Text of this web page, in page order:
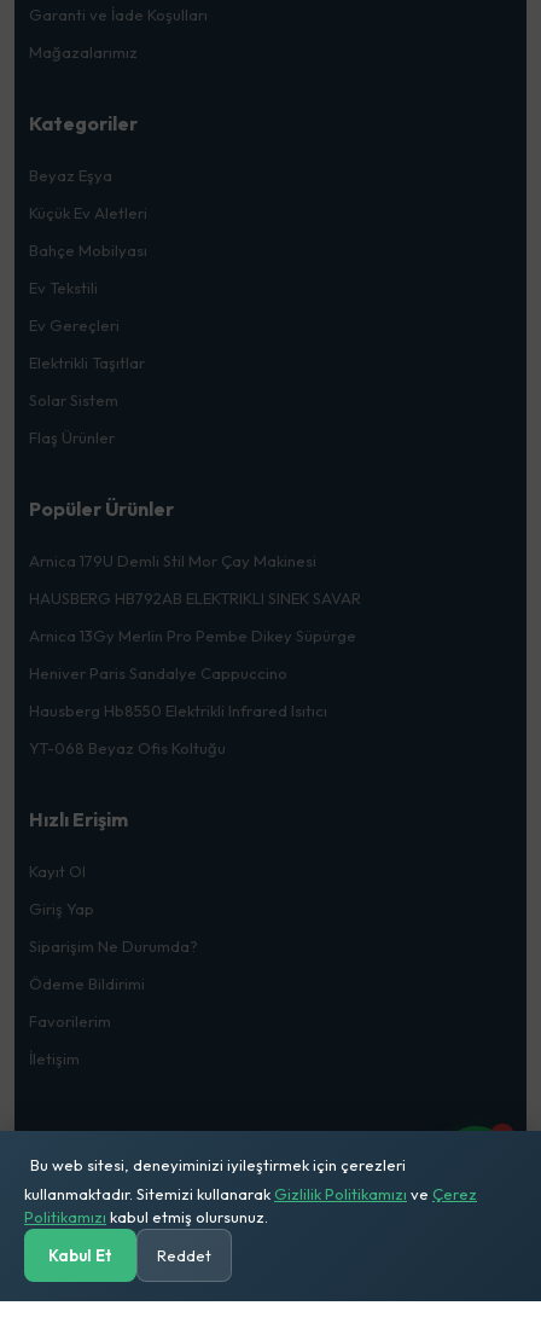
Garanti ve İade Koşulları
Mağazalarımız
Kategoriler
Beyaz Eşya
Küçük Ev Aletleri
Bahçe Mobilyası
Ev Tekstili
Ev Gereçleri
Elektrikli Taşıtlar
Solar Sistem
Flaş Ürünler
Popüler Ürünler
Arnica 179U Demli Stil Mor Çay Makinesi
HAUSBERG HB792AB ELEKTRIKLI SINEK SAVAR
Arnica 13Gy Merlin Pro Pembe Dikey Süpürge
Heniver Paris Sandalye Cappuccino
Hausberg Hb8550 Elektrikli Infrared Isıtıcı
YT-068 Beyaz Ofis Koltuğu
Hızlı Erişim
Kayıt Ol
Giriş Yap
Siparişim Ne Durumda?
Ödeme Bildirimi
Favorilerim
İletişim
© 2026Mehmet Doğru Ticaret. Tüm Hakları Saklıdır
1
Kategoriler Ara
Bu web sitesi, deneyiminizi iyileştirmek için çerezleri
kullanmaktadır. Sitemizi kullanarak Gizlilik Politikamızı ve Çerez
Politikamızı kabul etmiş olursunuz.
Kabul Et
Reddet